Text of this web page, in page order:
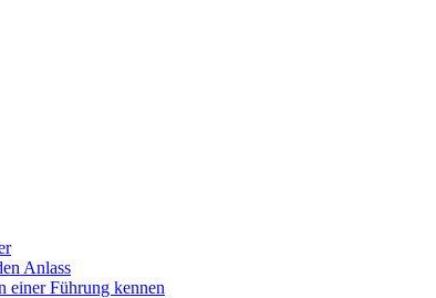
Anlass
einer Führung kennen